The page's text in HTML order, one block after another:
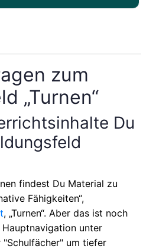
zum
„Turnen“
Du
findest Du Material zu
Fähigkeiten“,
, „Turnen“. Aber das ist noch
unter
um tiefer